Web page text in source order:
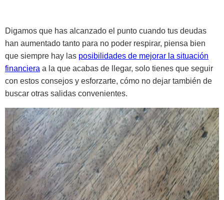
Digamos que has alcanzado el punto cuando tus deudas
han aumentado tanto para no poder respirar, piensa bien
que siempre hay las posibilidades de mejorar la situación
financiera a la que acabas de llegar, solo tienes que seguir
con estos consejos y esforzarte, cómo no dejar también de
buscar otras salidas convenientes.